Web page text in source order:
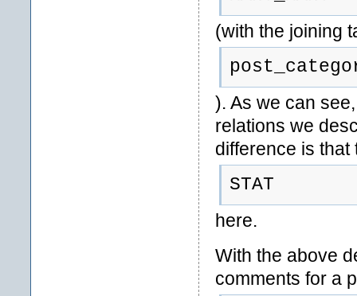
(with the joining
). As we can
relations we
difference is that
STAT
here.
With the above
comments for a